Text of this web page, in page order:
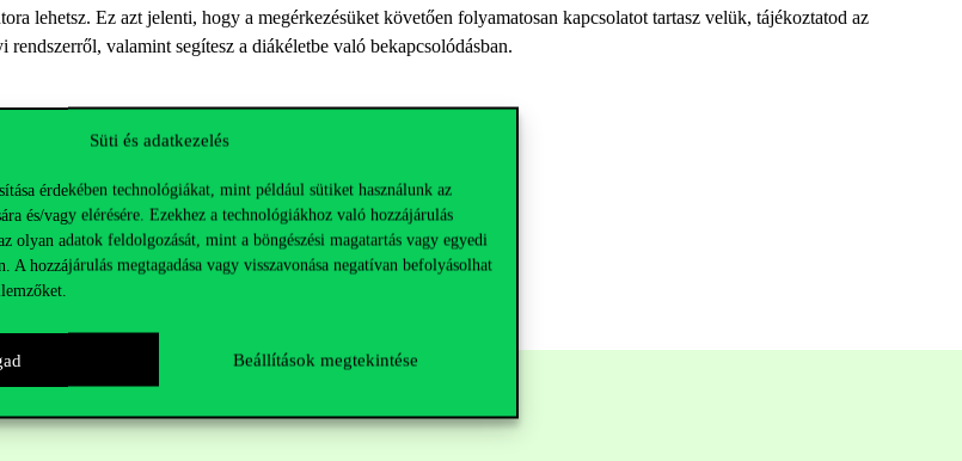
Süti és adatkezelés
érdekében technológiákat, mint például sütiket használunk az
és/vagy elérésére. Ezekhez a technológiákhoz való hozzájárulás
olyan adatok feldolgozását, mint a böngészési magatartás vagy egyedi
A hozzájárulás megtagadása vagy visszavonása negatívan befolyásolhat
Beállítások megtekintése
lehetsz. Ez azt jelenti, hogy a megérkezésüket követően folyamatosan kapcsolatot tartasz velük, tájékoztatod az
valamint segítesz a diákéletbe való bekapcsolódásban.
igazolás megküldésével angol nyelven
pályázást kívánunk!